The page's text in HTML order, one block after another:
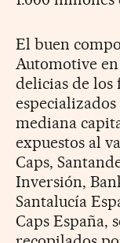
El buen
Automotive
delicias de los
mediana
expuestos al
Caps,
Inversión,
Santalucía
Caps España,